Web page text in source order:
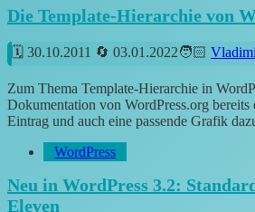
Die Template-Hierarchie von
30.10.2011 03.01.2022
Zum Thema Template-Hierarchie in
Dokumentation von WordPress.org bereits
Eintrag und auch eine passende Grafik
WordPress
Neu in WordPress 3.2:
Eleven